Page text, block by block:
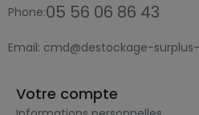
Phone:05 56 06 86 43
Email: cmd@destockage-
Votre compte